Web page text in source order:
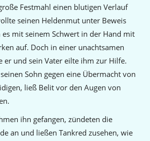
Festmahl einen blutigen Verlauf
seinen Heldenmut unter Beweis
mit seinem Schwert in der Hand mit
auf. Doch in einer unachtsamen
er und sein Vater eilte ihm zur Hilfe.
Sohn gegen eine Übermacht von
ließ Belit vor den Augen von
ihn gefangen, zündeten die
an und ließen Tankred zusehen, wie